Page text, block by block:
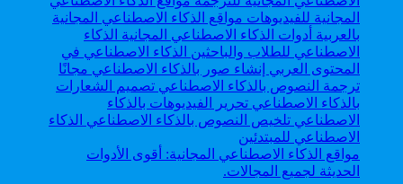
مواقع الذكاء الاصطناعي المجانية: أقوى الأدوات
الحديثة لجميع المجالات.